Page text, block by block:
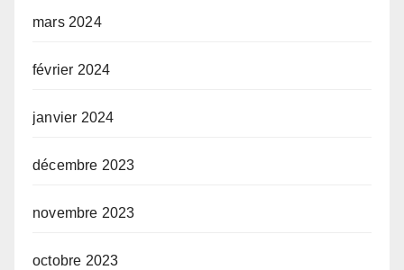
mars 2024
février 2024
janvier 2024
décembre 2023
novembre 2023
octobre 2023